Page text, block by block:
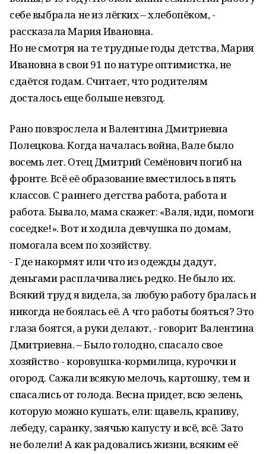
себе выбрала не из лёгких – хлебопёком, -
рассказала Мария Ивановна.
Но не смотря на те трудные годы детства, Мария
Ивановна в свои 91 по натуре оптимистка, не
сдаётся годам. Считает, что родителям
досталось еще больше невзгод.
Рано повзрослела и Валентина Дмитриевна
Полецкова. Когда началась война, Вале было
восемь лет. Отец Дмитрий Семёнович погиб на
фронте. Всё её образование вместилось в пять
классов. С раннего детства работа, работа и
работа. Бывало, мама скажет: «Валя, иди, помоги
соседке!». Вот и ходила девчушка по домам,
помогала всем по хозяйству.
- Где накормят или что из одежды дадут,
деньгами расплачивались редко. Не было их.
Всякий труд я видела, за любую работу бралась и
никогда не боялась её. А что работы бояться? Это
глаза боятся, а руки делают, - говорит Валентина
Дмитриевна. – Было голодно, спасало свое
хозяйство - коровушка-кормилица, курочки и
огород. Сажали всякую мелочь, картошку, тем и
спасались от голода. Весна придет, всю зелень,
которую можно кушать, ели: щавель, крапиву,
лебеду, саранку, заячью капусту и всё, всё. Зато
не болели! А как радовались жизни, всяким её